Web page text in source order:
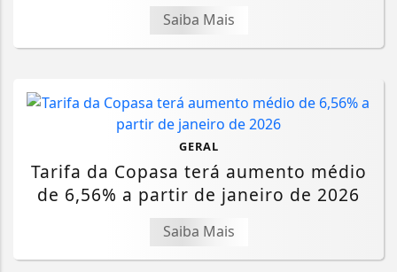
Saiba Mais
GERAL
Tarifa da Copasa terá aumento médio
de 6,56% a partir de janeiro de 2026
Saiba Mais